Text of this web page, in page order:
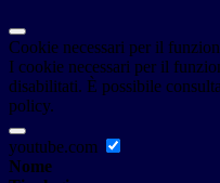
Cookie necessari per il
I cookie necessari per il
disabilitati. È possibile
policy.
youtube.com
Nome